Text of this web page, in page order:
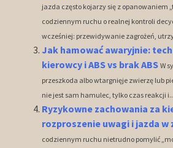
jazda często kojarzy się z opanowaniem
codziennym ruchu o realnej kontroli
wcześniej: przewidywanie zagrożeń,
Jak hamować awaryjnie:
kierowcy i ABS vs brak ABS W
przeszkoda albo wtargnięje zwierzę lub
nie jest sam hamulec, tylko czas reakcji
Ryzykowne zachowania za
rozproszenie uwagi i jazda w
codziennym ruchu nietrudno pomylić